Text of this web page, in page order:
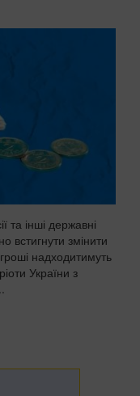
та інші державні
встигнути змінити
надходитимуть
України з